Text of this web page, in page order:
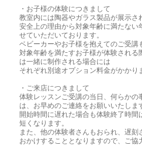
・お子様の体験につきまして
教室内には陶器やガラス製品が展示さ
安全上の理由から対象年齢に満たない
せていただいております。
ベビーカーやお子様を抱えてのご受講
対象年齢を満たすお子様が体験され
は一緒に制作される場合には
それぞれ別途オプション料金がかかり
・ご来店につきまして
体験レッスンご受講の当日、何らか
は、お早めのご連絡をお願いいたしま
開始時間に遅れた場合も体験終了時
短くなります。
また、他の体験者さんもおられ、遅
おかけすることとなりますので、ご協